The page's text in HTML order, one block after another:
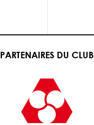
PARTENAIRES DU CLUB